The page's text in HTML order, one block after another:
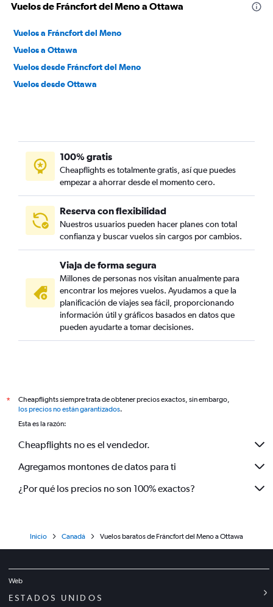
Vuelos de Fráncfort del Meno a Ottawa
Vuelos a Fráncfort del Meno
Vuelos a Ottawa
Vuelos desde Fráncfort del Meno
Vuelos desde Ottawa
100% gratis
Cheapflights es totalmente gratis, así que puedes
empezar a ahorrar desde el momento cero.
Reserva con flexibilidad
Nuestros usuarios pueden hacer planes con total
confianza y buscar vuelos sin cargos por cambios.
Viaja de forma segura
Millones de personas nos visitan anualmente para
encontrar los mejores vuelos. Ayudamos a que la
planificación de viajes sea fácil, proporcionando
información útil y gráficos basados en datos que
pueden ayudarte a tomar decisiones.
*
Cheapflights siempre trata de obtener precios exactos, sin embargo,
los precios no están garantizados.
Esta es la razón:
Cheapflights no es el vendedor.
Agregamos montones de datos para ti
¿Por qué los precios no son 100% exactos?
Inicio Canadá Vuelos baratos de Fráncfort del Meno a Ottawa
Web
ESTADOS UNIDOS